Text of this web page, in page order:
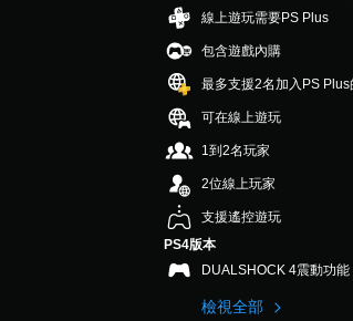
分
5
顆
星
）
，
共
3
則
評
分
線上遊玩需要PS Plus
包含遊戲內購
最多支援2名加入PS Plus
可在線上遊玩
1到2名玩家
2位線上玩家
支援遙控遊玩
PS4版本
DUALSHOCK 4震動功能
檢視全部